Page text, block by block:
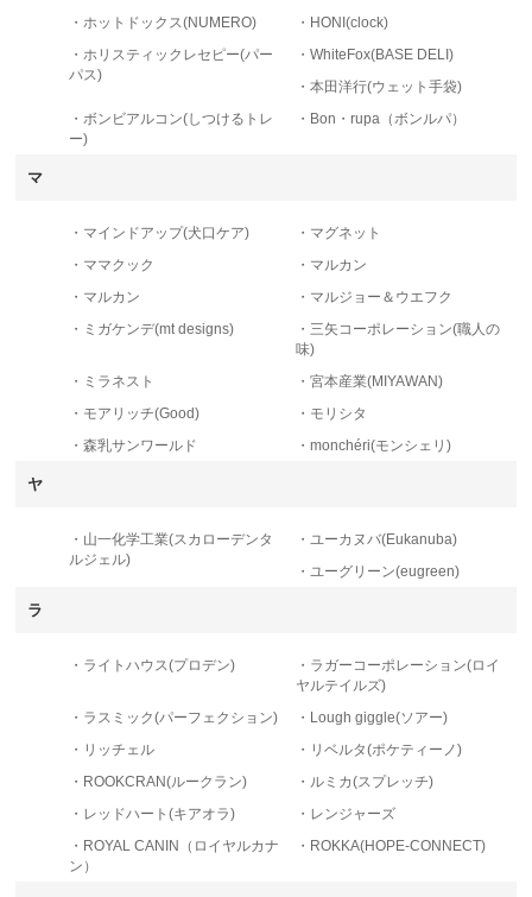
・ホットドックス(NUMERO) ・HONI(clock)
・ホリスティックレセピー(パー
パス)
・WhiteFox(BASE DELI)
・本田洋行(ウェット手袋)
・ボンビアルコン(しつけるトレ
ー)
・Bon・rupa（ボンルパ）
マ
・マインドアップ(犬口ケア) ・マグネット
・ママクック ・マルカン
・マルカン ・マルジョー＆ウエフク
・ミガケンデ(mt designs)
・三矢コーポレーション(職人の
味)
・ミラネスト ・宮本産業(MIYAWAN)
・モアリッチ(Good) ・モリシタ
・森乳サンワールド ・monchéri(モンシェリ)
ヤ
・山一化学工業(スカローデンタ
ルジェル)
・ユーカヌバ(Eukanuba)
・ユーグリーン(eugreen)
ラ
・ライトハウス(プロデン)
・ラガーコーポレーション(ロイ
ヤルテイルズ)
・ラスミック(パーフェクション) ・Lough giggle(ソアー)
・リッチェル ・リベルタ(ポケティーノ)
・ROOKCRAN(ルークラン) ・ルミカ(スプレッチ)
・レッドハート(キアオラ) ・レンジャーズ
・ROYAL CANIN（ロイヤルカナ
ン）
・ROKKA(HOPE-CONNECT)